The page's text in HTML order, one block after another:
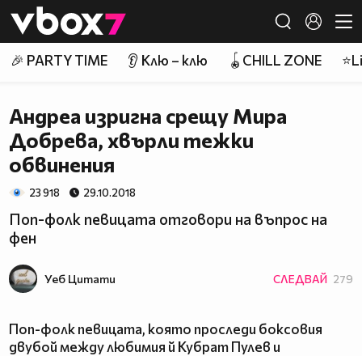
👾
🎉 PARTY TIME 👂 Клю – клю 🪀CHILL ZONE
Андреа изригна срещу Мира
Добрева, хвърли тежки
обвинения
23 918 29.10.2018
Поп-фолк певицата отговори на въпрос на
фен
Уеб Цитати СЛЕДВАЙ 279
Поп-фолк певицата, която проследи боксовия
двубой между любимия й Кубрат Пулев и